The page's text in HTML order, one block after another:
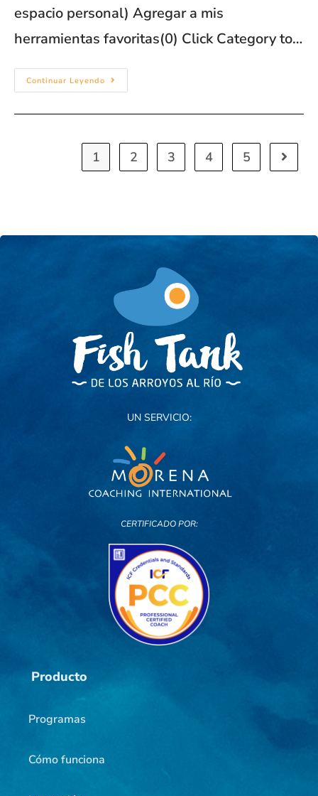
espacio personal) Agregar a mis
herramientas favoritas(0) Click Category to…
Continuar Leyendo
1 2 3 4 5
UN SERVICIO:
CERTIFICADO POR:
Producto
Programas
Cómo funciona